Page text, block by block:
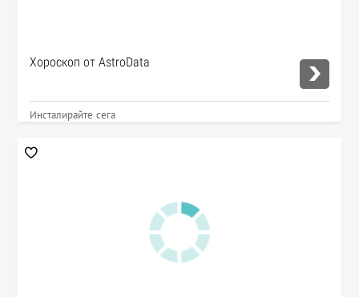
Хороскоп от AstroData
Инсталирайте сега